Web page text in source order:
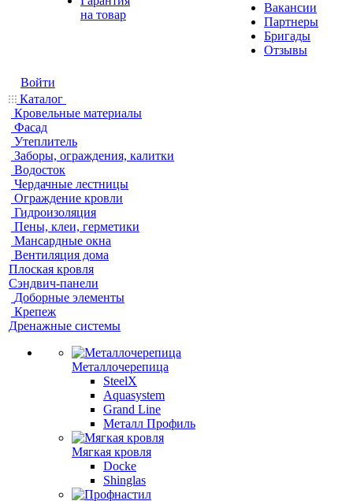
на товар
Вакансии
Партнеры
Бригады
Отзывы
Войти
Каталог
Кровельные материалы
Фасад
Утеплитель
Заборы, ограждения, калитки
Водосток
Чердачные лестницы
Ограждение кровли
Гидроизоляция
Пены, клеи, герметики
Мансардные окна
Вентиляция дома
Плоская кровля
Сэндвич-панели
Доборные элементы
Крепеж
Дренажные системы
Металлочерепица
SteelX
Aquasystem
Grand Line
Металл Профиль
Мягкая кровля
Docke
Shinglas